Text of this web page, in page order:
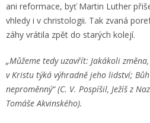
ani reformace, byť Martin Luther
vhledy i v christologii. Tak zvaná
záhy vrátila zpět do starých kolejí.
„Můžeme tedy uzavřít: Jakákoli změna,
v Kristu týká výhradně jeho lidství;
neproměnný“(C. V. Pospíšil, Ježíš z
Tomáše Akvinského).